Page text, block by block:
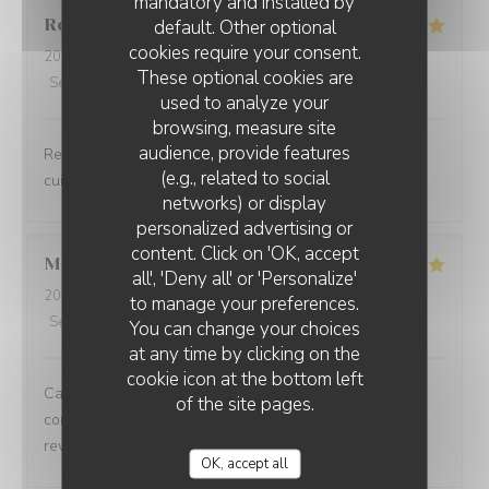
default. Other optional
cookies require your consent.
These optional cookies are
used to analyze your
browsing, measure site
audience, provide features
(e.g., related to social
networks) or display
personalized advertising or
content. Click on 'OK, accept
all', 'Deny all' or 'Personalize'
to manage your preferences.
You can change your choices
at any time by clicking on the
cookie icon at the bottom left
of the site pages.
OK, accept all
Romain
2026-08-05
- 20:00 - Guests 4
Service
Ambiance: 5/5 Food:5/5 Value:5
Restaurant au top Personnel au top Tout est au top La
cuisine est délicieuse Je le recommande fortement
Marie-Anne O
2026-08-05
- 12:30 - Guests 6
Service
Ambiance :5/5 Food:5 /5 Value: 5
Cadre très agréable, accueil personnalisé et contact
convivial. Les plats proposés sont faits maison. Nous
reviendrons